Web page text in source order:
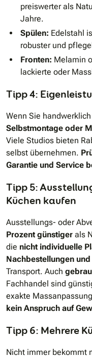
preiswerter als
Jahre.
Spülen: Edelstahl
robuster und
Fronten: Melamin
lackierte oder
Tipp 4:
Wenn Sie
Selbstmontage oder
Viele Studios bieten
selbst übernehmen.
Garantie und Service
Tipp 5:
Küchen kaufen
Ausstellungs- oder
Prozent günstiger als
die nicht individuelle
Nachbestellungen
Transport. Auch
Fachhandel sind
exakte
kein Anspruch auf
Tipp 6: Mehrere
Nicht immer bekommt